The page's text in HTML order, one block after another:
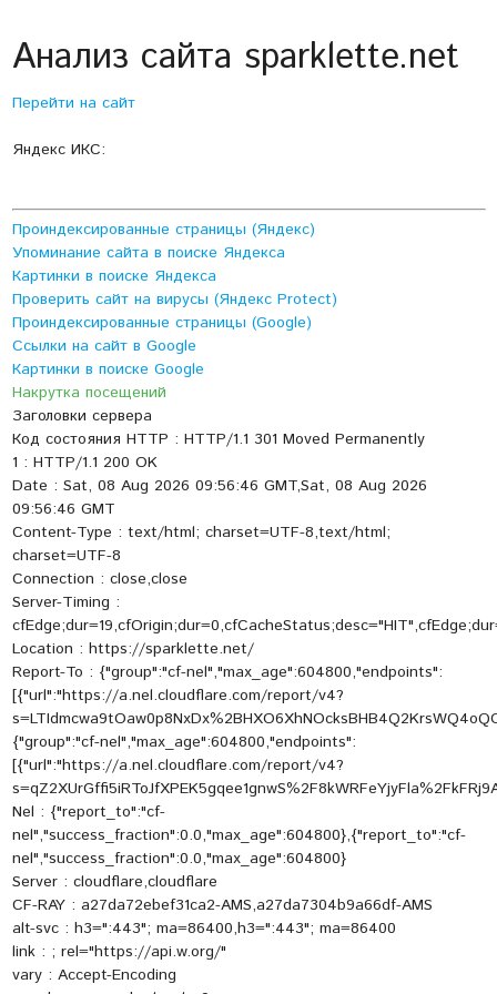
Анализ сайта sparklette.net
Перейти на сайт
Яндекс ИКС:
Проиндексированные страницы (Яндекс)
Упоминание сайта в поиске Яндекса
Картинки в поиске Яндекса
Проверить сайт на вирусы (Яндекс Protect)
Проиндексированные страницы (Google)
Ссылки на сайт в Google
Картинки в поиске Google
Накрутка посещений
Заголовки сервера
Код состояния HTTP : HTTP/1.1 301 Moved Permanently
1 : HTTP/1.1 200 OK
Date : Sat, 08 Aug 2026 09:56:46 GMT,Sat, 08 Aug 2026
09:56:46 GMT
Content-Type : text/html; charset=UTF-8,text/html;
charset=UTF-8
Connection : close,close
Server-Timing :
Location : https://sparklette.net/
Report-To : {"group":"cf-nel","max_age":604800,"endpoints":
[{"url":"https://a.nel.cloudflare.com/report/v4?
{"group":"cf-nel","max_age":604800,"endpoints":
[{"url":"https://a.nel.cloudflare.com/report/v4?
Nel : {"report_to":"cf-
nel","success_fraction":0.0,"max_age":604800},{"report_to":"cf-
nel","success_fraction":0.0,"max_age":604800}
Server : cloudflare,cloudflare
CF-RAY : a27da72ebef31ca2-AMS,a27da7304b9a66df-AMS
alt-svc : h3=":443"; ma=86400,h3=":443"; ma=86400
link : ; rel="https://api.w.org/"
vary : Accept-Encoding